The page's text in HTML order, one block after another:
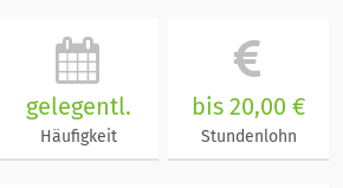
gelegentl.
Häufigkeit
bis 20,00 €
Stundenlohn